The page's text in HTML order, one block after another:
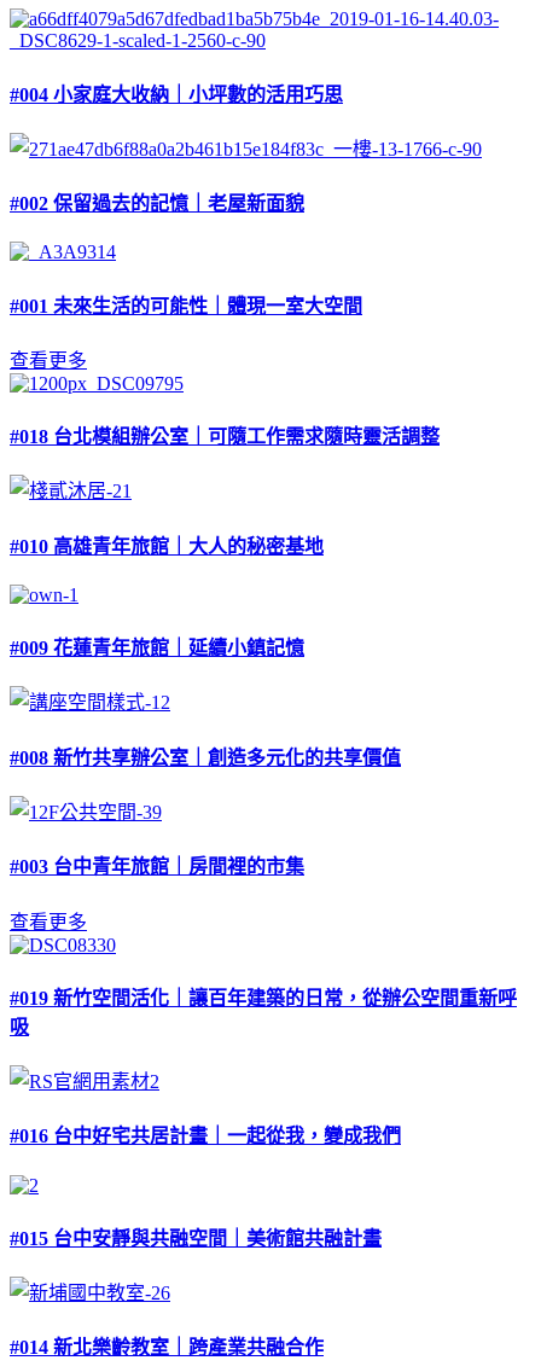
#004 小家庭大收納｜小坪數的活用巧思
#002 保留過去的記憶｜老屋新面貌
#001 未來生活的可能性｜體現一室大空間
查看更多
#018 台北模組辦公室｜可隨工作需求隨時靈活調整
#010 高雄青年旅館｜大人的秘密基地
#009 花蓮青年旅館｜延續小鎮記憶
#008 新竹共享辦公室｜創造多元化的共享價值
#003 台中青年旅館｜房間裡的市集
查看更多
#019 新竹空間活化｜讓百年建築的日常，從辦公空間重新呼
吸
#016 台中好宅共居計畫｜一起從我，變成我們
#015 台中安靜與共融空間｜美術館共融計畫
#014 新北樂齡教室｜跨產業共融合作